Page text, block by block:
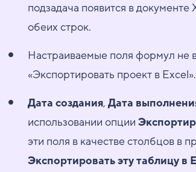
подзадача появится в
обеих строк.
Настраиваемые поля формул не
«Экспортировать проект в Excel».
Дата создания, Дата
использовании опции
эти поля в качестве столбцов в
Экспортировать эту таблицу в